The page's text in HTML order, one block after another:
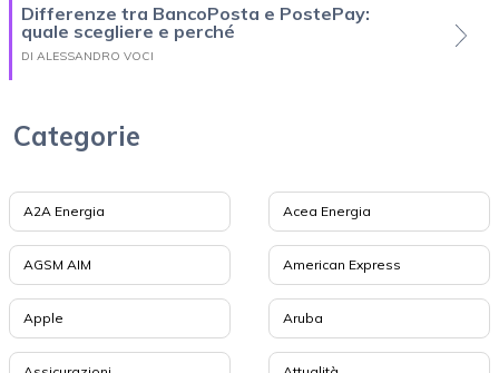
Differenze tra BancoPosta e PostePay:
quale scegliere e perché
DI ALESSANDRO VOCI
Categorie
A2A Energia Acea Energia
AGSM AIM American Express
Apple Aruba